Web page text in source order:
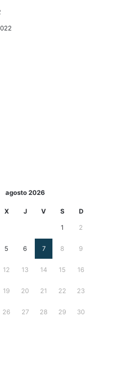
agosto 2026
X J V S D
1 2
5 6 7 8 9
12 13 14 15 16
19 20 21 22 23
26 27 28 29 30